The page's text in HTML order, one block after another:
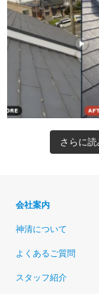
さらに読
会社案内
神清について
よくあるご質問
スタッフ紹介